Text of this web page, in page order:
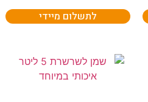
לתשלום מיידי